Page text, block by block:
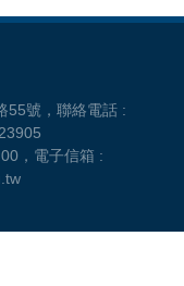
55號，聯絡電話 :
，電子信箱 :